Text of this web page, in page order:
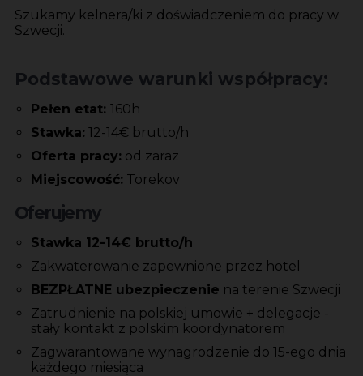
Szukamy kelnera/ki z doświadczeniem do pracy w
Szwecji.
Podstawowe warunki współpracy:
Pełen etat: 160h
Stawka: 12-14€ brutto/h
Oferta pracy: od zaraz
Miejscowość: Torekov
Oferujemy
Stawka 12-14€ brutto/h
Zakwaterowanie zapewnione przez hotel
BEZPŁATNE ubezpieczenie na terenie Szwecji
Zatrudnienie na polskiej umowie + delegacje -
stały kontakt z polskim koordynatorem
Zagwarantowane wynagrodzenie do 15-ego dnia
każdego miesiąca